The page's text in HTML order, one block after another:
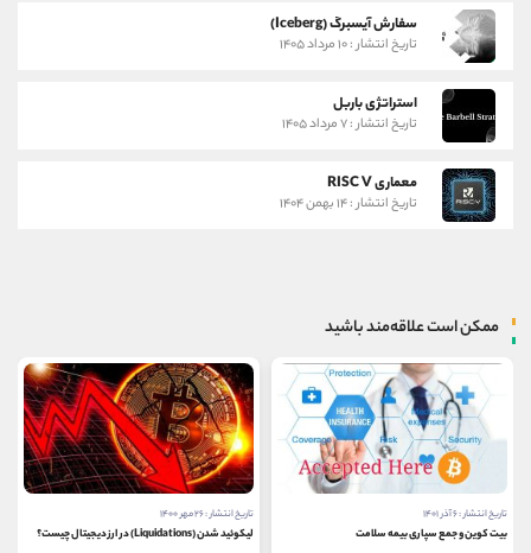
سفارش آیسبرگ (Iceberg)
تاریخ انتشار : ۱۰ مرداد ۱۴۰۵
استراتژی باربل
تاریخ انتشار : ۷ مرداد ۱۴۰۵
معماری RISC V
تاریخ انتشار : ۱۴ بهمن ۱۴۰۴
ممکن است علاقه‌مند باشید
تاریخ انتشار : ۶ آذر ۱۴۰۱
بیت کوین و جمع سپاری بیمه سلامت
تاریخ انتشار : ۲۶ مهر ۱۴۰۰
لیکوئید شدن (Liquidations) در ارز دیجیتال چیست؟